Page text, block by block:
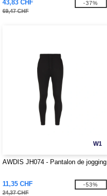
43,83 CHF
69,47 CHF
-37%
W1
AWDIS JH074 - Pantalon de jogging
11,35 CHF
24,37 CHF
-53%